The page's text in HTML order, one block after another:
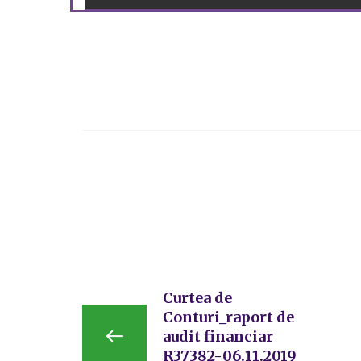
Curtea de
Conturi_raport de
audit financiar
R37382-06.11.2019